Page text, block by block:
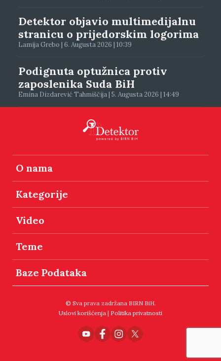
Detektor objavio multimedijalnu
stranicu o prijedorskim logorima
Lamija Grebo | 6. Augusta 2026 | 10:39
Podignuta optužnica protiv
zaposlenika Suda BiH
Emina Dizdarević Tahmiščija | 5. Augusta 2026 | 14:49
O nama
Kategorije
Video
Teme
Baze Podataka
© Sva prava zadržana BIRN BiH.
Uslovi korišćenja | Politika privatnosti